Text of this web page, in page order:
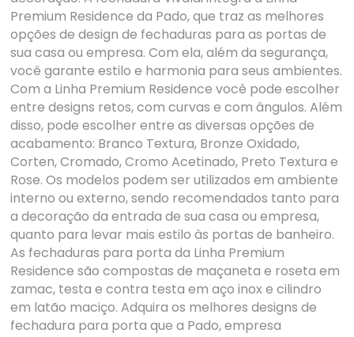
Premium Residence da Pado, que traz as melhores
opções de design de fechaduras para as portas de
sua casa ou empresa. Com ela, além da segurança,
você garante estilo e harmonia para seus ambientes.
Com a Linha Premium Residence você pode escolher
entre designs retos, com curvas e com ângulos. Além
disso, pode escolher entre as diversas opções de
acabamento: Branco Textura, Bronze Oxidado,
Corten, Cromado, Cromo Acetinado, Preto Textura e
Rose. Os modelos podem ser utilizados em ambiente
interno ou externo, sendo recomendados tanto para
a decoração da entrada de sua casa ou empresa,
quanto para levar mais estilo às portas de banheiro.
As fechaduras para porta da Linha Premium
Residence são compostas de maçaneta e roseta em
zamac, testa e contra testa em aço inox e cilindro
em latão maciço. Adquira os melhores designs de
fechadura para porta que a Pado, empresa